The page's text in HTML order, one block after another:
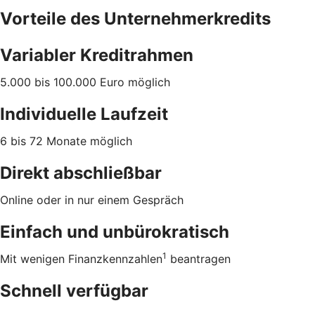
Vorteile des Unternehmerkredits
Variabler Kreditrahmen
5.000 bis 100.000 Euro möglich
Individuelle Laufzeit
6 bis 72 Monate möglich
Direkt abschließbar
Online oder in nur einem Gespräch
Einfach und unbürokratisch
Mit wenigen Finanzkennzahlen1 beantragen
Schnell verfügbar